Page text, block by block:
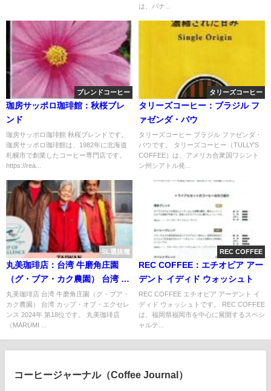
は、パナ...
ブレンドコーヒー
珈房サッポロ珈琲館：秋桜ブレ
ンド
珈房サッポロ珈琲館 秋桜ブレンドです。
珈房サッポロ珈琲館は、1982年に北海道
札幌市で創業したコーヒー専門店です。
https://rea...
タリーズコーヒー
タリーズコーヒー：ブラジル フ
ァゼンダ・バウ
タリーズコーヒー ブラジル ファゼンダ・
バウです。 タリーズコーヒー（TULLY'S
COFFEE）は、アメリカ合衆国ワシント
ン州シアトル発...
SL選抜種
丸美珈琲店：台湾 牛磨角庄園
（グ・ブア・カク農園） 台湾 カ
ップ・オブ・エクセレンス 2024
年 第18位
丸美珈琲店 台湾 牛磨角庄園（グ・ブア・
カク農園） 台湾 カップ・オブ・エクセレ
ンス 2024年 第18位です。 丸美珈琲店
（MARUMI ...
REC COFFEE
REC COFFEE：エチオピア アー
デント イディド ウォッシュト
REC COFFEE エチオピア アーデント イ
ディド ウォッシュトです。 REC COFFEE
は、福岡県福岡市を中心に展開するスペシ
ャルテ...
コーヒージャーナル（Coffee Journal）